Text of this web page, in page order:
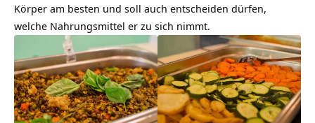
Körper am besten und soll auch entscheiden dürfen,
welche Nahrungsmittel er zu sich nimmt.